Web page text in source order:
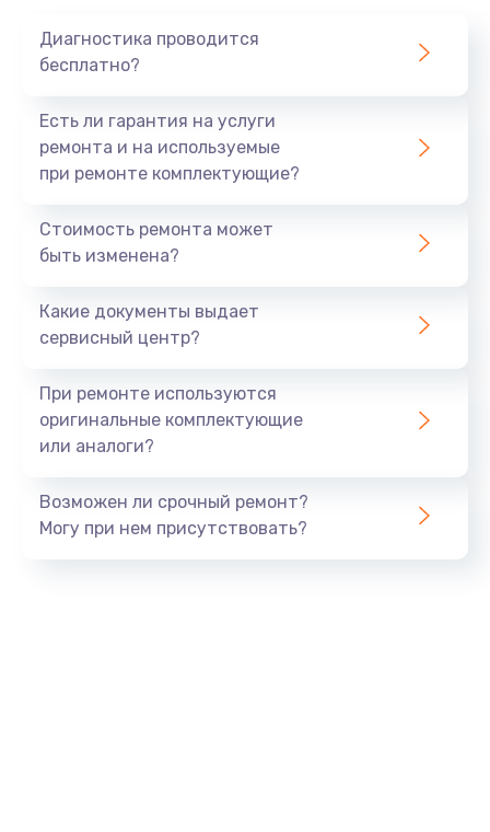
Диагностика проводится
бесплатно?
Есть ли гарантия на услуги
ремонта и на используемые
при ремонте комплектующие?
Стоимость ремонта может
быть изменена?
Какие документы выдает
сервисный центр?
При ремонте используются
оригинальные комплектующие
или аналоги?
Возможен ли срочный ремонт?
Могу при нем присутствовать?